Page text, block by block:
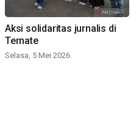
Aksi solidaritas jurnalis di
Ternate
Selasa, 5 Mei 2026